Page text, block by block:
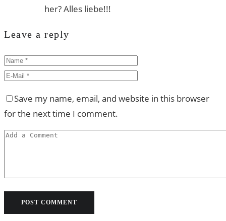
her? Alles liebe!!!
Leave a reply
Save my name, email, and website in this browser
for the next time I comment.